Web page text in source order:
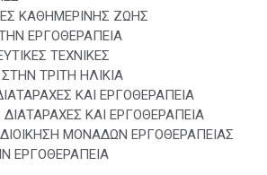
ΚΑΘΗΜΕΡΙΝΗΣ ΖΩΗΣ
ΕΡΓΟΘΕΡΑΠΕΙΑ
ΤΕΧΝΙΚΕΣ
ΤΡΙΤΗ ΗΛΙΚΙΑ
ΚΑΙ ΕΡΓΟΘΕΡΑΠΕΙΑ
ΚΑΙ ΕΡΓΟΘΕΡΑΠΕΙΑ
ΜΟΝΑΔΩΝ ΕΡΓΟΘΕΡΑΠΕΙΑΣ
ΕΡΓΟΘΕΡΑΠΕΙΑ